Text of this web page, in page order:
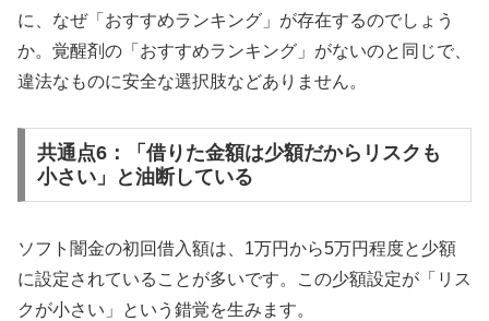
に、なぜ「おすすめランキング」が存在するのでしょう
か。覚醒剤の「おすすめランキング」がないのと同じで、
違法なものに安全な選択肢などありません。
共通点6：「借りた金額は少額だからリスクも
小さい」と油断している
ソフト闇金の初回借入額は、1万円から5万円程度と少額
に設定されていることが多いです。この少額設定が「リス
クが小さい」という錯覚を生みます。